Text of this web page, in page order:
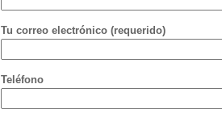
Tu correo electrónico (requerido)
Teléfono